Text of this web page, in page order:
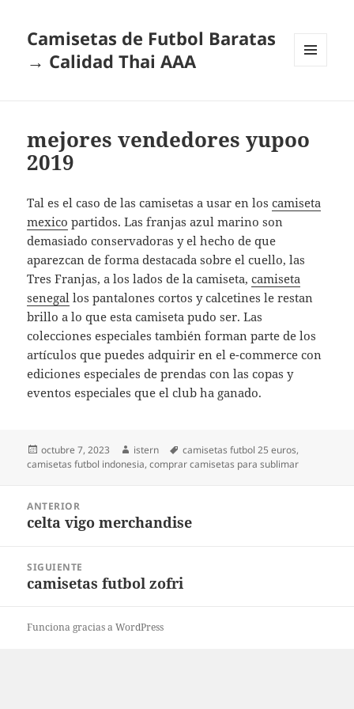
Camisetas de Futbol Baratas
→ Calidad Thai AAA
mejores vendedores yupoo
2019
Tal es el caso de las camisetas a usar en loscamiseta
mexico partidos. Las franjas azul marino son
demasiado conservadoras y el hecho de que
aparezcan de forma destacada sobre el cuello, las
Tres Franjas, a los lados de la camiseta,camiseta
senegal los pantalones cortos y calcetines le restan
brillo a lo que esta camiseta pudo ser. Las
colecciones especiales también forman parte de los
artículos que puedes adquirir en el e-commerce con
ediciones especiales de prendas con las copas y
eventos especiales que el club ha ganado.
Publicado
el
octubre 7, 2023 Autor
istern Etiquetas
camisetas futbol 25 euros,
camisetas futbol indonesia,comprar camisetas para sublimar
entradas
ANTERIOR
Entrada
celta vigo merchandise
SIGUIENTE
Entrada
camisetas futbol zofri
Funciona gracias a WordPress